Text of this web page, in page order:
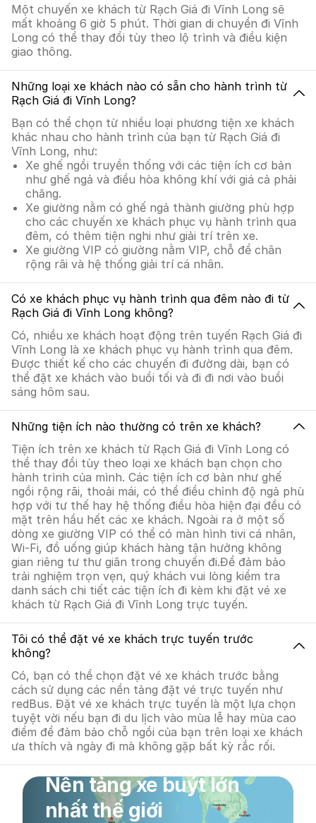
Một chuyến xe khách từ Rạch Giá đi Vĩnh Long sẽ
mất khoảng 6 giờ 5 phút. Thời gian di chuyển đi Vĩnh
Long có thể thay đổi tùy theo lộ trình và điều kiện
giao thông.
Những loại xe khách nào có sẵn cho hành trình từ
Rạch Giá đi Vĩnh Long?
Bạn có thể chọn từ nhiều loại phương tiện xe khách
khác nhau cho hành trình của bạn từ Rạch Giá đi
Vĩnh Long, như:
Xe ghế ngồi truyền thống với các tiện ích cơ bản
như ghế ngả và điều hòa không khí với giá cả phải
chăng.
Xe giường nằm có ghế ngả thành giường phù hợp
cho các chuyến xe khách phục vụ hành trình qua
đêm, có thêm tiện nghi như giải trí trên xe.
Xe giường VIP có giường nằm VIP, chỗ để chân
rộng rãi và hệ thống giải trí cá nhân.
Có xe khách phục vụ hành trình qua đêm nào đi từ
Rạch Giá đi Vĩnh Long không?
Có, nhiều xe khách hoạt động trên tuyến Rạch Giá đi
Vĩnh Long là xe khách phục vụ hành trình qua đêm.
Được thiết kế cho các chuyến đi đường dài, bạn có
thể đặt xe khách vào buổi tối và đi đi nơi vào buổi
sáng hôm sau.
Những tiện ích nào thường có trên xe khách?
Tiện ích trên xe khách từ Rạch Giá đi Vĩnh Long có
thể thay đổi tùy theo loại xe khách bạn chọn cho
hành trình của mình. Các tiện ích cơ bản như ghế
ngồi rộng rãi, thoải mái, có thể điều chỉnh độ ngả phù
hợp với tư thế hay hệ thống điều hòa hiện đại đều có
mặt trên hầu hết các xe khách. Ngoài ra ở một số
dòng xe giường VIP có thể có màn hình tivi cá nhân,
Wi-Fi, đồ uống giúp khách hàng tận hưởng không
gian riêng tư thư giãn trong chuyến đi.Để đảm bảo
trải nghiệm trọn vẹn, quý khách vui lòng kiểm tra
danh sách chi tiết các tiện ích đi kèm khi đặt vé xe
khách từ Rạch Giá đi Vĩnh Long trực tuyến.
Tôi có thể đặt vé xe khách trực tuyến trước
không?
Có, bạn có thể chọn đặt vé xe khách trước bằng
cách sử dụng các nền tảng đặt vé trực tuyến như
redBus. Đặt vé xe khách trực tuyến là một lựa chọn
tuyệt vời nếu bạn đi du lịch vào mùa lễ hay mùa cao
điểm để đảm bảo chỗ ngồi của bạn trên loại xe khách
ưa thích và ngày đi mà không gặp bất kỳ rắc rối.
Nền tảng xe buýt lớn
nhất thế giới